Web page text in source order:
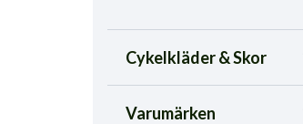
Cykelkläder & Skor
Varumärken